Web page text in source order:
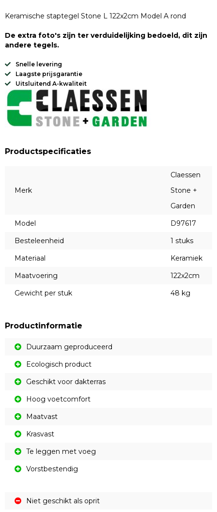
Keramische staptegel Stone L 122x2cm Model A rond
De extra foto's zijn ter verduidelijking bedoeld, dit zijn
andere tegels.
Snelle levering
Laagste prijsgarantie
Uitsluitend A-kwaliteit
Productspecificaties
Merk
Claessen
Stone +
Garden
Model
D97617
Besteleenheid
1 stuks
Materiaal
Keramiek
Maatvoering
122x2cm
Gewicht per stuk
48 kg
Productinformatie
Duurzaam geproduceerd
Ecologisch product
Geschikt voor dakterras
Hoog voetcomfort
Maatvast
Krasvast
Te leggen met voeg
Vorstbestendig
Niet geschikt als oprit